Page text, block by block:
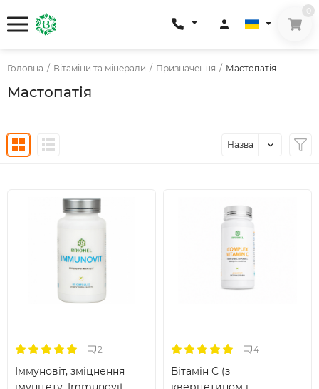
Головна / Вітаміни та мінерали / Призначення / Мастопатія
Мастопатія
Назва
2
Іммуновіт, зміцнення
4
Вітамін С (з